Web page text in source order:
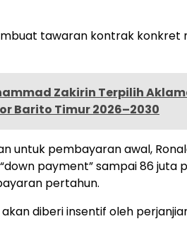
tawaran kontrak konkret
Zakirin Terpilih
Barito Timur 2026–2030
untuk pembayaran awal,
payment” sampai 86 juta
pertahun.
diberi insentif oleh